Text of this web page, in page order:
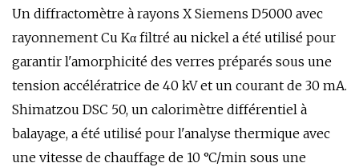
Un diffractomètre à rayons X Siemens D5000 avec
rayonnement Cu Kα filtré au nickel a été utilisé pour
garantir l'amorphicité des verres préparés sous une
tension accélératrice de 40 kV et un courant de 30 mA.
Shimatzou DSC 50, un calorimètre différentiel à
balayage, a été utilisé pour l'analyse thermique avec
une vitesse de chauffage de 10 °C/min sous une